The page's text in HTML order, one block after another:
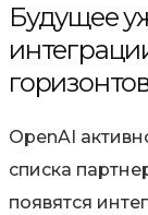
Будущее
OpenAI
списка
появятся